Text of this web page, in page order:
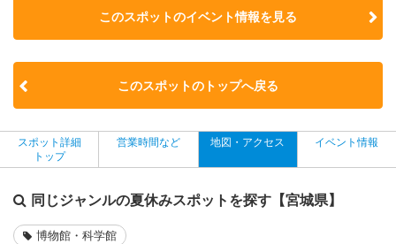
このスポットのイベント情報を見る
このスポットのトップへ戻る
スポット詳細
トップ
営業時間など 地図・アクセス イベント情報
同じジャンルの夏休みスポットを探す【宮城県】
博物館・科学館